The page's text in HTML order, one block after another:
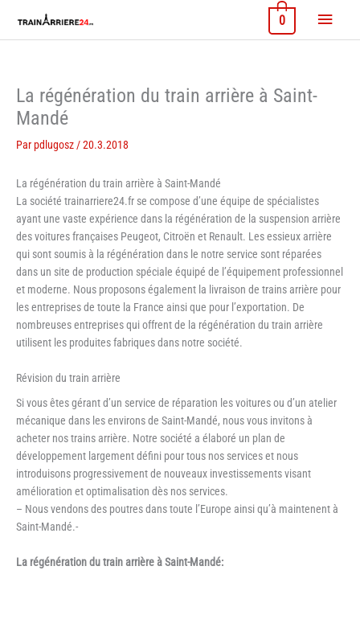
contenu
Menu
0
La régénération du train arrière à Saint-
Mandé
Par pdlugosz /20.3.2018
La régénération du train arrière à Saint-Mandé
La société trainarriere24.fr se compose d’une équipe de spécialistes
ayant une vaste expérience dans la régénération de la suspension arrière
des voitures françaises Peugeot, Citroën et Renault. Les essieux arrière
qui sont soumis à la régénération dans le notre service sont réparées
dans un site de production spéciale équipé de l’équipement professionnel
et moderne. Nous proposons également la livraison de trains arrière pour
les entreprises de toute la France ainsi que pour l’exportation. De
nombreuses entreprises qui offrent de la régénération du train arrière
utilisent les produites fabriques dans notre société.
Révision du train arrière
Si vous êtes gérant d’un service de réparation les voitures ou d’un atelier
mécanique dans les environs de Saint-Mandé, nous vous invitons à
acheter nos trains arrière. Notre société a élaboré un plan de
développement largement défini pour tous nos services et nous
introduisons progressivement de nouveaux investissements visant
amélioration et optimalisation dès nos services.
– Nous vendons des poutres dans toute l’Europe ainsi qu’à maintenent à
Saint-Mandé.-
La régénération du train arrière à Saint-Mandé: